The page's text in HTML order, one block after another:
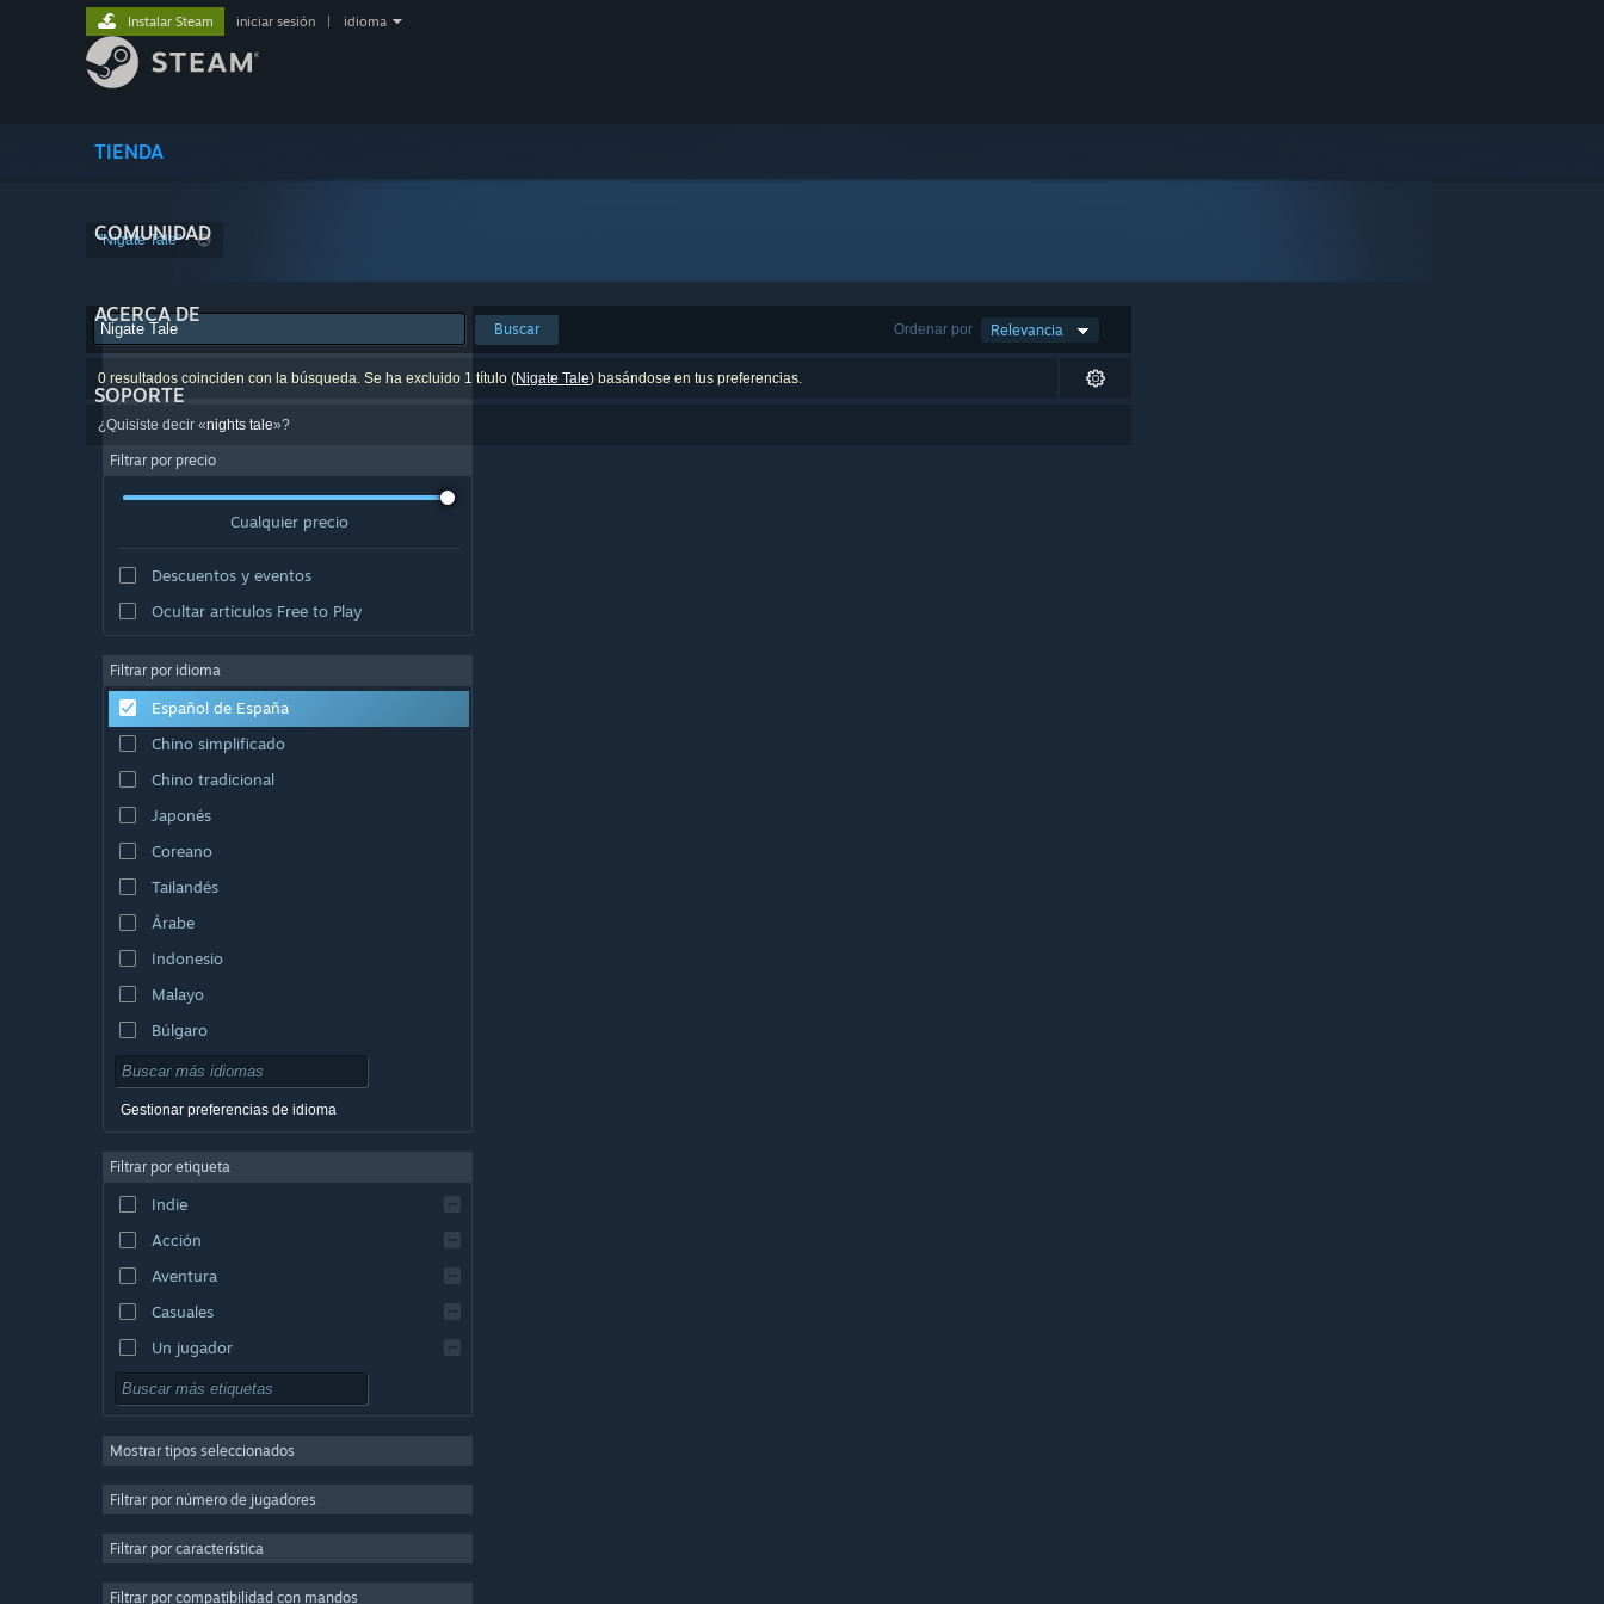
TIENDA
COMUNIDAD
ACERCA DE
SOPORTE
Instalar Steam iniciar sesión idioma
"Nigate Tale"
Ordenar por Relevancia
Buscar
0 resultados coinciden con la búsqueda. Se ha excluido 1 título (Nigate Tale) basándose en tus preferencias.
¿Quisiste decir «nights tale»?
Filtrar por precio
Cualquier precio
Descuentos y eventos
Ocultar artículos Free to Play
Filtrar por idioma
Español de España
Chino simplificado
Chino tradicional
Japonés
Coreano
Tailandés
Árabe
Indonesio
Malayo
Búlgaro
Checo
Danés
Inglés
Español de Hispanoamérica
Griego
Gestionar preferencias de idioma
Filtrar por etiqueta
Indie
Acción
Aventura
Casuales
Un jugador
Simulación
Estrategia
3D
Free to Play
Mostrar tipos seleccionados
Filtrar por número de jugadores
Filtrar por característica
Filtrar por compatibilidad con mandos